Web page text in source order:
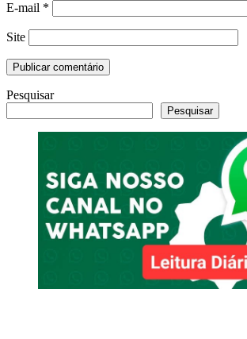
E-mail *
Site
Pesquisar
Pesquisar